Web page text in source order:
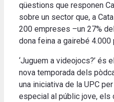
qüestions que responen
sobre un sector que, a
200 empreses –un 27%
dona feina a gairebé 4.000
‘Juguem a videojocs?’ és
nova temporada dels
una iniciativa de la UPC
especial al públic jove,